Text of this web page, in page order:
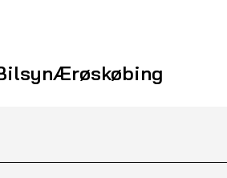
Ærøskøbing